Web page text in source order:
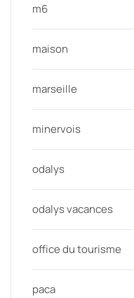
m6
maison
marseille
minervois
odalys
odalys vacances
office du tourisme
paca